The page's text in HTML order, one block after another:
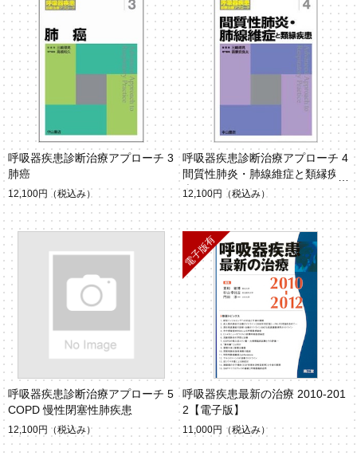
呼吸器疾患診断治療アプローチ 3
肺癌
12,100円 （税込み）
呼吸器疾患診断治療アプローチ 4
間質性肺炎・肺線維症と類縁疾
患
12,100円 （税込み）
呼吸器疾患診断治療アプローチ 5
COPD 慢性閉塞性肺疾患
12,100円 （税込み）
呼吸器疾患最新の治療 2010-201
2【電子版】
11,000円 （税込み）